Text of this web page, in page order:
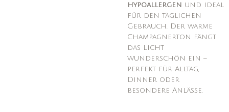
hypoallergen und ideal
für den täglichen
Gebrauch. Der warme
Champagnerton fängt
das Licht
wunderschön ein –
perfekt für Alltag,
Dinner oder
besondere Anlässe.